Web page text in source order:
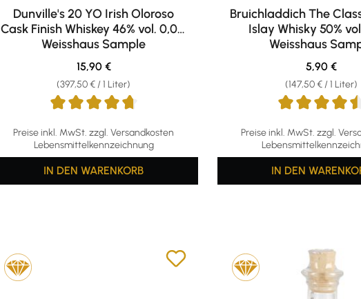
Dunville's 20 YO Irish Oloroso
Cask Finish Whiskey 46% vol. 0,04l
Weisshaus Sample
Preise inkl. MwSt. zzgl. Versandkosten
Lebensmittelkennzeichnung
(397,50 € / 1 Liter)
Regulärer Preis:
15,90 €
IN DEN WARENKORB
Bruichladdich The
Islay Whisky 50%
Weisshaus
Preise inkl. MwSt. zzgl.
(147,50 € / 1 Liter)
Regulärer
5,90 €
IN DEN